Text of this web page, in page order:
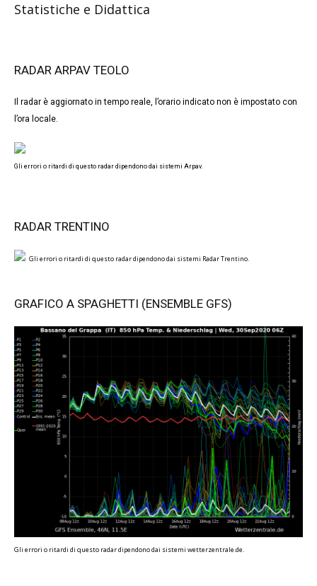
Statistiche e Didattica
RADAR ARPAV TEOLO
Il radar è aggiornato in tempo reale, l’orario indicato non è impostato con
l’ora locale.
Gli errori o ritardi di questo radar dipendono dai sistemi Arpav.
RADAR TRENTINO
Gli errori o ritardi di questo radar dipendono dai sistemi Radar Trentino.
GRAFICO A SPAGHETTI (ENSEMBLE GFS)
Gli errori o ritardi di questo radar dipendono dai sistemi wetterzentrale.de.